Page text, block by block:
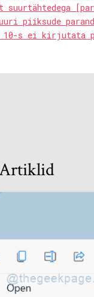
suurtähtedega
piiksude
10-s ei kirjutata